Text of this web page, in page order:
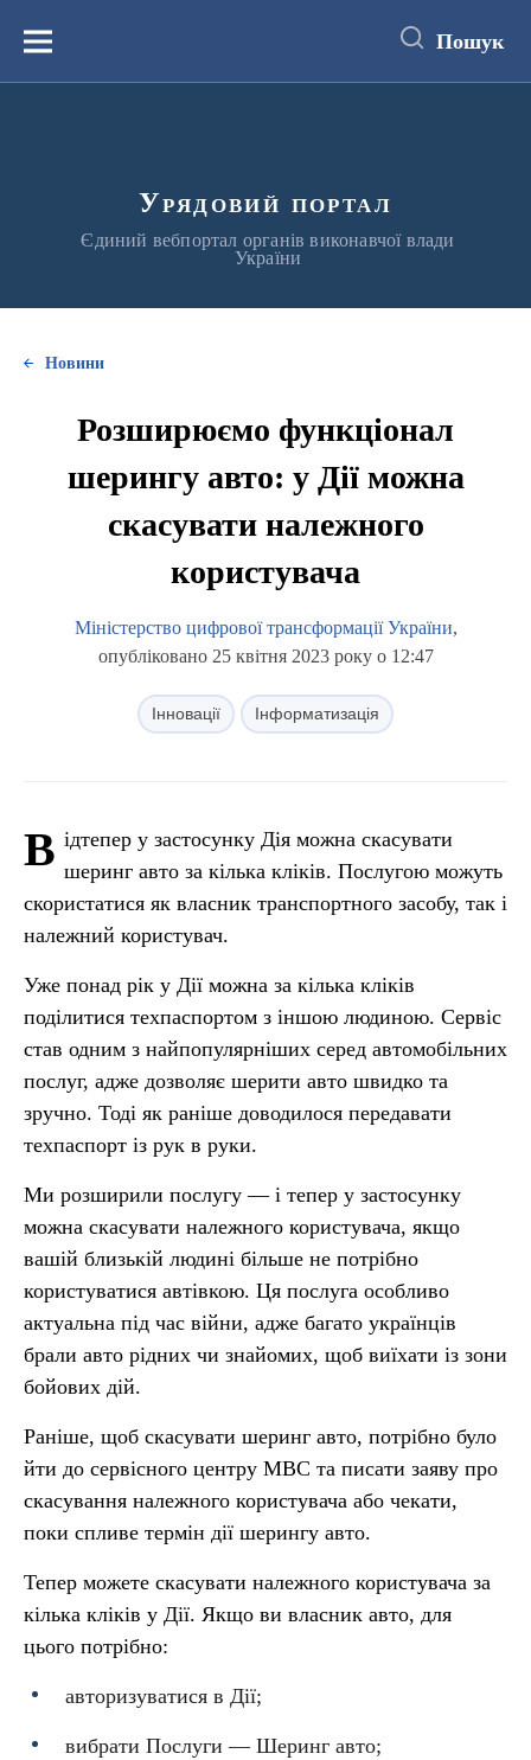
вмістуМеню Пошук
Урядовий портал
Єдиний вебпортал органів виконавчої влади
України
Новини
Розширюємо функціонал
шерингу авто: у Дії можна
скасувати належного
користувача
Міністерство цифрової трансформації України,
опубліковано 25 квітня 2023 року о 12:47
Інновації Інформатизація
В ідтепер у застосунку Дія можна скасувати
шеринг авто за кілька кліків. Послугою можуть
скористатися як власник транспортного засобу, так і
належний користувач.
Уже понад рік у Дії можна за кілька кліків
поділитися техпаспортом з іншою людиною. Сервіс
став одним з найпопулярніших серед автомобільних
послуг, адже дозволяє шерити авто швидко та
зручно. Тоді як раніше доводилося передавати
техпаспорт із рук в руки.
Ми розширили послугу — і тепер у застосунку
можна скасувати належного користувача, якщо
вашій близькій людині більше не потрібно
користуватися автівкою. Ця послуга особливо
актуальна під час війни, адже багато українців
брали авто рідних чи знайомих, щоб виїхати із зони
бойових дій.
Раніше, щоб скасувати шеринг авто, потрібно було
йти до сервісного центру МВС та писати заяву про
скасування належного користувача або чекати,
поки спливе термін дії шерингу авто.
Тепер можете скасувати належного користувача за
кілька кліків у Дії. Якщо ви власник авто, для
цього потрібно:
авторизуватися в Дії;
вибрати Послуги — Шеринг авто;